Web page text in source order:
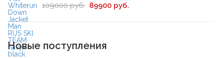
109000 руб. 89900 руб.
Новые поступления